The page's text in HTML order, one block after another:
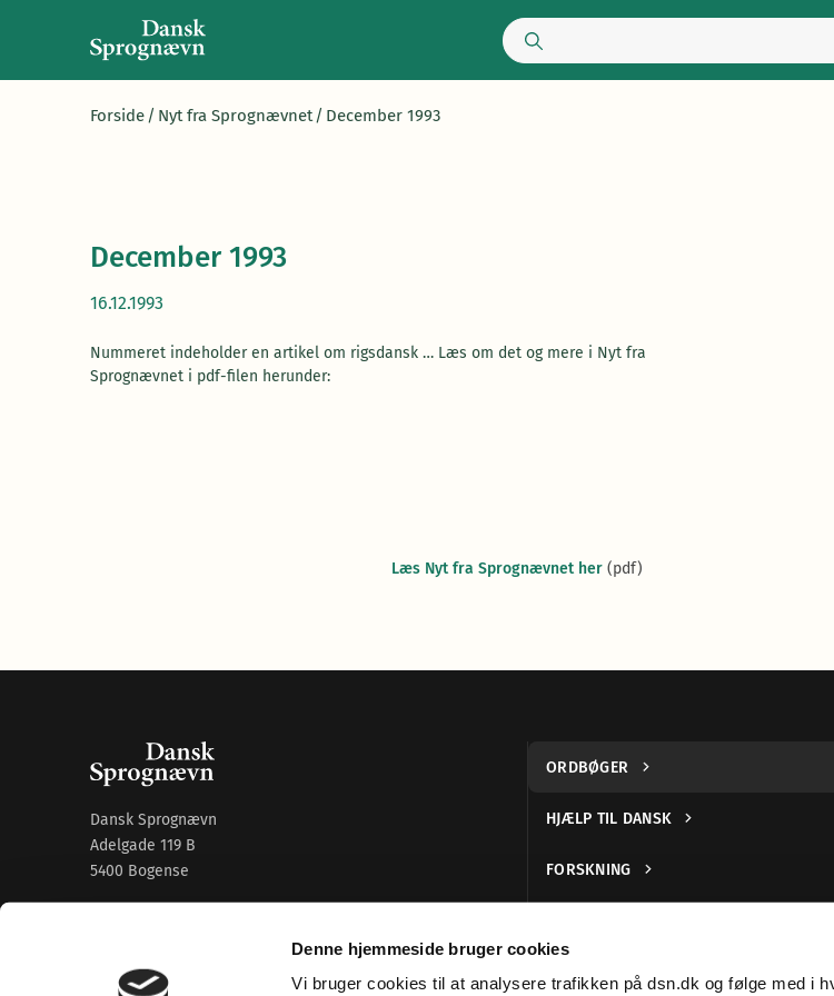
Denne hjemmeside bruger cookies
Vi bruger cookies til at analysere trafikken på dsn.dk og følge med i
Forside / Nyt fra Sprognævnet / December 1993
December 1993
16.12.1993
Nummeret indeholder en artikel om rigsdansk … Læs om det og mere i Nyt fra
Sprognævnet i pdf-filen herunder:
Læs Nyt fra Sprognævnet her (pdf)
Dansk Sprognævn
Adelgade 119 B
5400 Bogense
33 74 74 00·adm@dsn.dk
Se ogsåAfdeling for Dansk Tegnsprog
ORDBØGER
HJÆLP TIL DANSK
FORSKNING
DANSK TEGNSPROG